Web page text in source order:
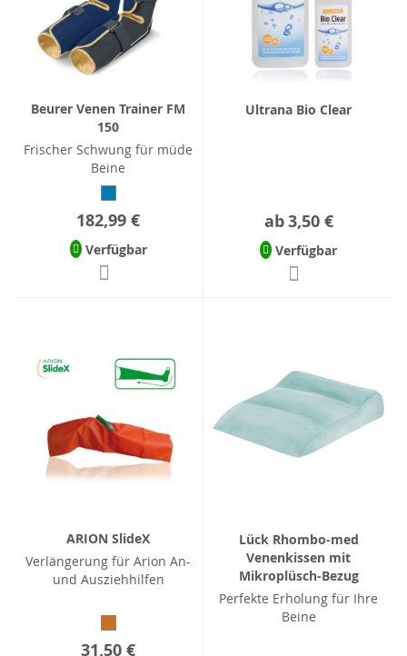
Beurer Venen Trainer FM
150
Frischer Schwung für müde
Beine
182,99 €
Verfügbar
Ultrana Bio Clear
ab3,50 €
Verfügbar
ARION SlideX
Verlängerung für Arion An-
und Ausziehhilfen
31,50 €
Lück Rhombo-med
Venenkissen mit
Mikroplüsch-Bezug
Perfekte Erholung für Ihre
Beine